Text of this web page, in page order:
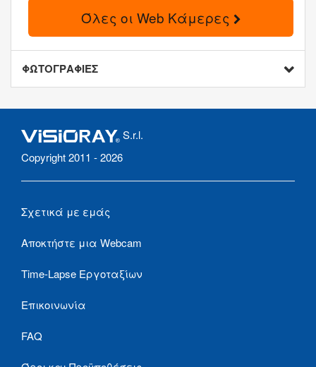
Όλες οι Web Κάμερες
ΦΩΤΟΓΡΑΦΙΕΣ
S.r.l.
Copyright 2011 - 2026
Σχετικά με εμάς
Αποκτήστε μια Webcam
Time-Lapse Εργοταξίων
Επικοινωνία
FAQ